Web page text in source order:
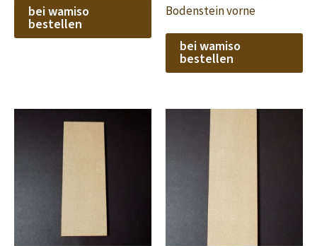
bei wamiso
bestellen
Bodenstein vorne
bei wamiso
bestellen